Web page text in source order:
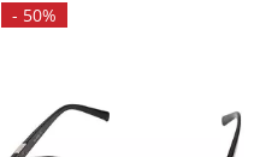
- 50%